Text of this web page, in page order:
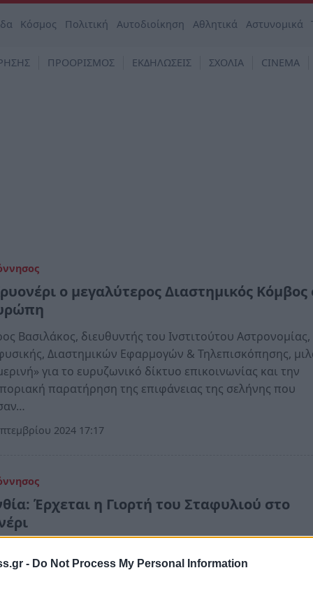
- Do Not Process My Personal Information
Κόσμος Πολιτική Αυτοδιοίκηση Αθλητικά Αστυνομικά
ΠΡΟΟΡΙΣΜΟΣ ΕΚΔΗΛΩΣΕΙΣ ΣΧΟΛΙΑ CINEMA
ο μεγαλύτερος Διαστημικός Κόμβος
Βασιλάκος, διευθυντής του Ινστιτούτου Αστρονομίας,
Διαστημικών Εφαρμογών & Τηλεπισκόπησης,
για το ευρυζωνικό δίκτυο επικοινωνίας και την
παρατήρηση της επιφάνειας της σελήνης που
2024 17:17
Έρχεται η Γιορτή του Σταφυλιού στο
Γυναικών Κρυονερίου.